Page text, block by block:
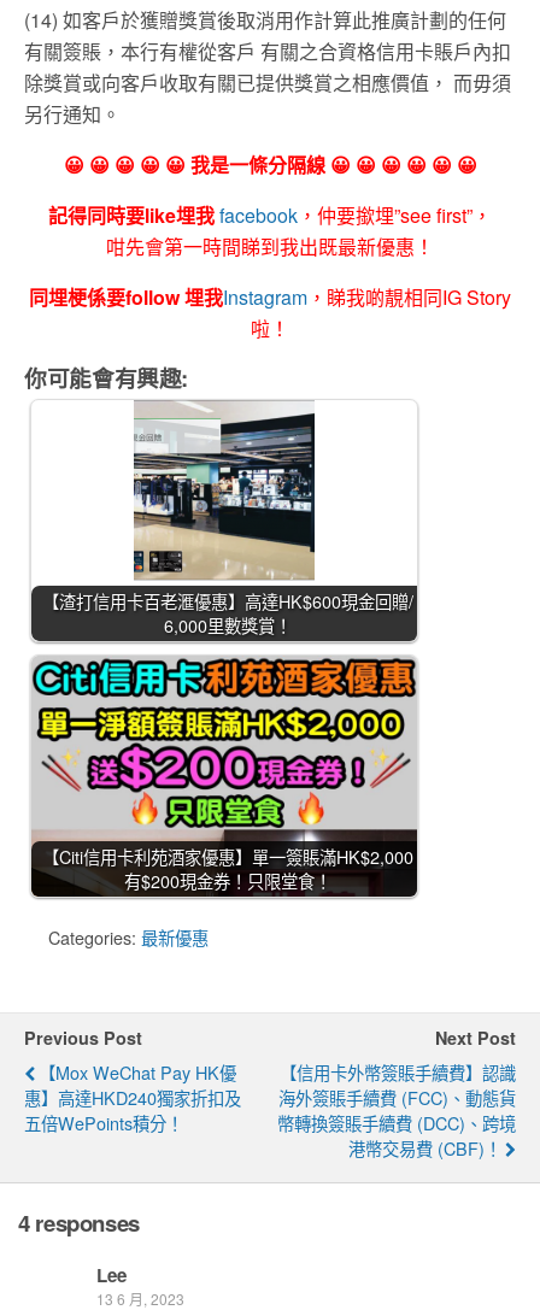
(14) 如客戶於獲贈獎賞後取消用作計算此推廣計劃的任何
有關簽賬，本行有權從客戶 有關之合資格信用卡賬戶內扣
除獎賞或向客戶收取有關已提供獎賞之相應價值， 而毋須
另行通知。
😀 😀 😀 😀 😀 我是一條分隔線 😀 😀 😀 😀 😀 😀
記得同時要like埋我facebook ，仲要撳埋”see first”，
咁先會第一時間睇到我出既最新優惠！
同埋梗係要follow 埋我Instagram ，睇我啲靚相同IG Story
啦！
你可能會有興趣:
【渣打信用卡百老滙優惠】高達HK$600現金回贈/
6,000里數獎賞！
【Citi信用卡利苑酒家優惠】單一簽賬滿HK$2,000
有$200現金券！只限堂食！
Categories: 最新優惠
Previous Post
【Mox WeChat Pay HK優
惠】高達HKD240獨家折扣及
五倍WePoints積分！
Next Post
【信用卡外幣簽賬手續費】認識
海外簽賬手續費 (FCC)、動態貨
幣轉換簽賬手續費 (DCC)、跨境
港幣交易費 (CBF)！
4 responses
Lee
13 6 月, 2023